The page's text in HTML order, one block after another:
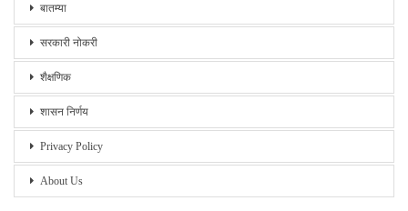
बातम्या
सरकारी नोकरी
शैक्षणिक
शासन निर्णय
Privacy Policy
About Us